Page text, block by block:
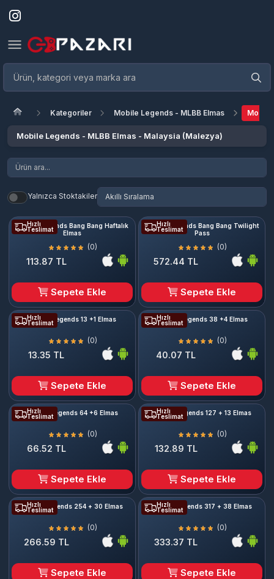
Kategoriler Mobile Legends - MLBB Elmas Mobile
Mobile Legends - MLBB Elmas - Malaysia (Malezya)
Yalnızca Stoktakiler
Hızlı
Teslimat
Mobile Legends Bang Bang Haftalık
Elmas
(0)
113.87 TL
Sepete Ekle
Hızlı
Teslimat
Mobile Legends Bang Bang Twilight
Pass
(0)
572.44 TL
Sepete Ekle
Hızlı
Teslimat
Mobile Legends 13 +1 Elmas
(0)
13.35 TL
Sepete Ekle
Hızlı
Teslimat
Mobile Legends 38 +4 Elmas
(0)
40.07 TL
Sepete Ekle
Hızlı
Teslimat
Mobile Legends 64 +6 Elmas
(0)
66.52 TL
Sepete Ekle
Hızlı
Teslimat
Mobile Legends 127 + 13 Elmas
(0)
132.89 TL
Sepete Ekle
Hızlı
Teslimat
Mobile Legends 254 + 30 Elmas
(0)
266.59 TL
Sepete Ekle
Hızlı
Teslimat
Mobile Legends 317 + 38 Elmas
(0)
333.37 TL
Sepete Ekle